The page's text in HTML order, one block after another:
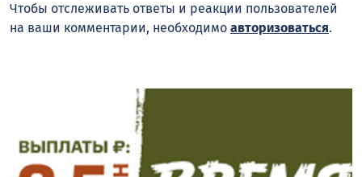
Чтобы отслеживать ответы и реакции пользователей
на ваши комментарии, необходимо авторизоваться.